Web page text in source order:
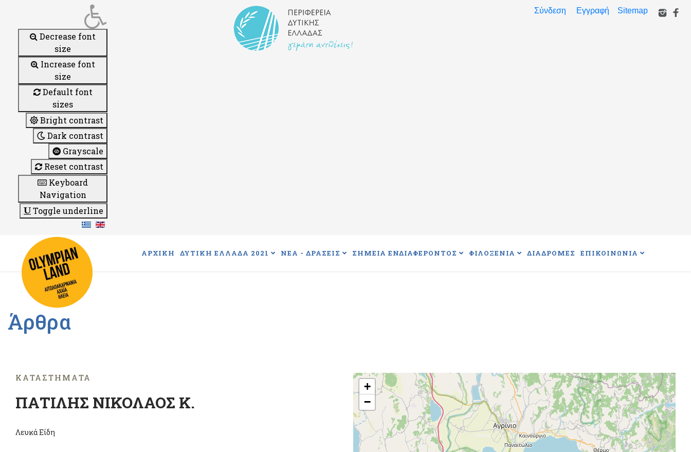
Decrease font
size
Increase font
size
Default font
sizes
Bright contrast
Dark contrast
Grayscale
Reset contrast
Keyboard
Navigation
Toggle underline
Σύνδεση Εγγραφή Sitemap
ΑΡΧΙΚΗ ΔΥΤΙΚΗ ΕΛΛΑΔΑ 2021 ΝΕΑ - ΔΡΑΣΕΙΣ ΣΗΜΕΙΑ ΕΝΔΙΑΦΕΡΟΝΤΟΣ ΦΙΛΟΞΕΝΙΑ ΔΙΑΔΡΟΜΕΣ ΕΠΙΚΟΙΝΩΝΙΑ
Άρθρα
ΚΑΤΑΣΤΉΜΑΤΑ
ΠΑΤΙΛΗΣ ΝΙΚΟΛΑΟΣ Κ.
Λευκά Είδη
+
−